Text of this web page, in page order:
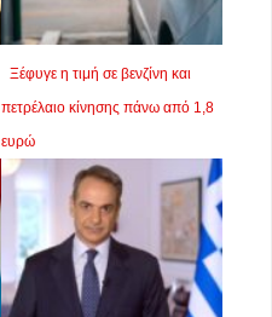
Ξέφυγε η τιμή σε βενζίνη και
πετρέλαιο κίνησης πάνω από 1,8
ευρώ